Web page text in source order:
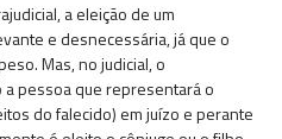
a eleição de um
e desnecessária, já que o
Mas, no judicial, o
pessoa que representará o
do falecido) em juízo e perante